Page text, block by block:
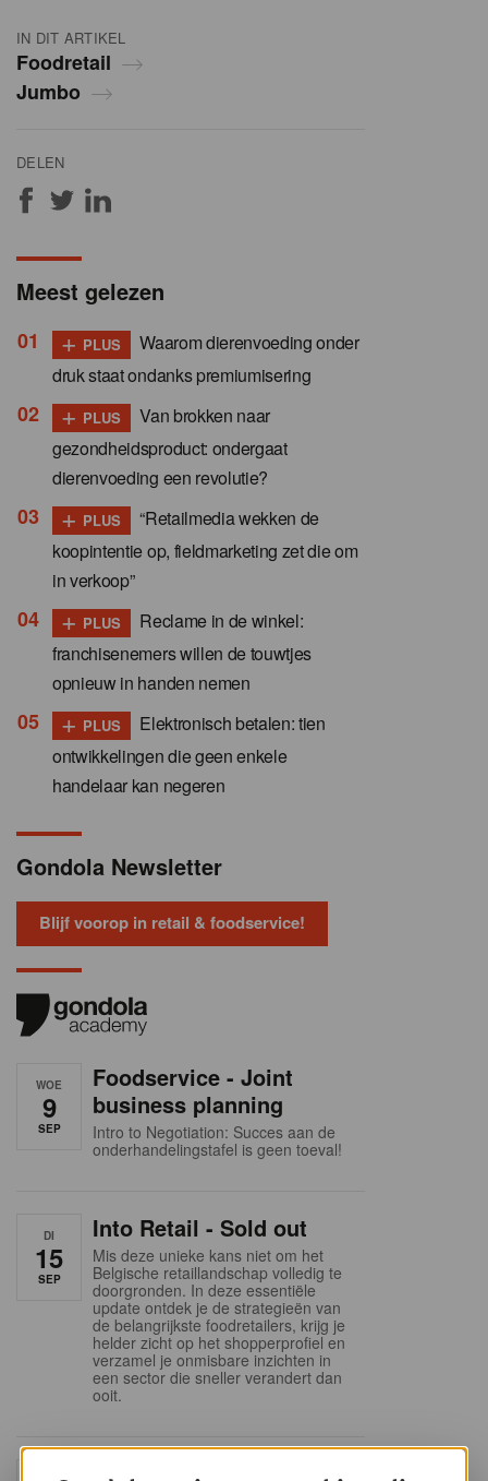
IN DIT ARTIKEL
Foodretail
Jumbo
DELEN
Meest gelezen
+ PLUS
Waarom dierenvoeding onder
druk staat ondanks premiumisering
+ PLUS
Van brokken naar
gezondheidsproduct: ondergaat
dierenvoeding een revolutie?
+ PLUS
“Retailmedia wekken de
koopintentie op, fieldmarketing zet die om
in verkoop”
+ PLUS
Reclame in de winkel:
franchisenemers willen de touwtjes
opnieuw in handen nemen
+ PLUS
Elektronisch betalen: tien
ontwikkelingen die geen enkele
handelaar kan negeren
Gondola Newsletter
Blijf voorop in retail & foodservice!
WOE
9
SEP
Foodservice - Joint
business planning
Intro to Negotiation: Succes aan de
onderhandelingstafel is geen toeval!
DI
15
SEP
Into Retail - Sold out
Mis deze unieke kans niet om het
Belgische retaillandschap volledig te
doorgronden. In deze essentiële
update ontdek je de strategieën van
de belangrijkste foodretailers, krijg je
helder zicht op het shopperprofiel en
verzamel je onmisbare inzichten in
een sector die sneller verandert dan
ooit.
Sales & nego Summit